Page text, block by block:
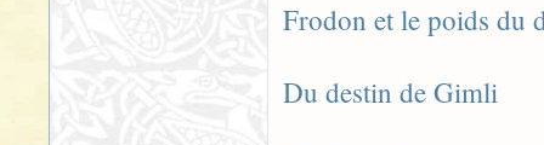
Frodon et le poids du
Du destin de Gimli